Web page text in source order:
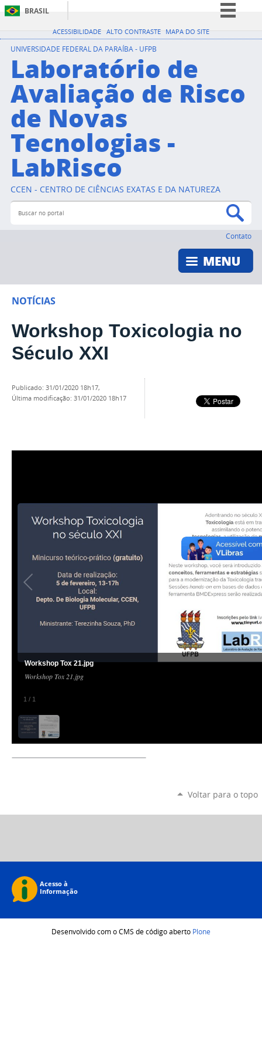
ACESSIBILIDADE ALTO CONTRASTE MAPA DO SITE
BRASIL
Simplifique!
Participe
Acesso à informação
Legislação
UNIVERSIDADE FEDERAL DA PARAÍBA - UFPB
Laboratório de
Avaliação de Risco
de Novas
Tecnologias -
LabRisco
CCEN - CENTRO DE CIÊNCIAS EXATAS E DA NATUREZA
Buscar no portal
Contato
NOTÍCIAS
Workshop Toxicologia no
Século XXI
publicado: 31/01/2020 18h17,
última modificação: 31/01/2020 18h17
1 / 1
Workshop Tox 21.jpg
Workshop Tox 21.jpg
Voltar para o topo
Desenvolvido com o CMS de código aberto Plone